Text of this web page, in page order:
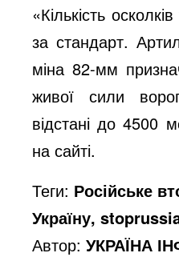
«Кількість
за стандарт.
міна 82-мм
живої сили
відстані до 4500
на сайті.
Теги: Російське
Україну,
Автор:УКРАЇНА